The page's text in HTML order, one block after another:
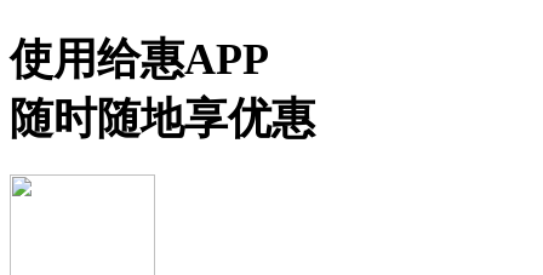
使用给惠APP
随时随地享优惠